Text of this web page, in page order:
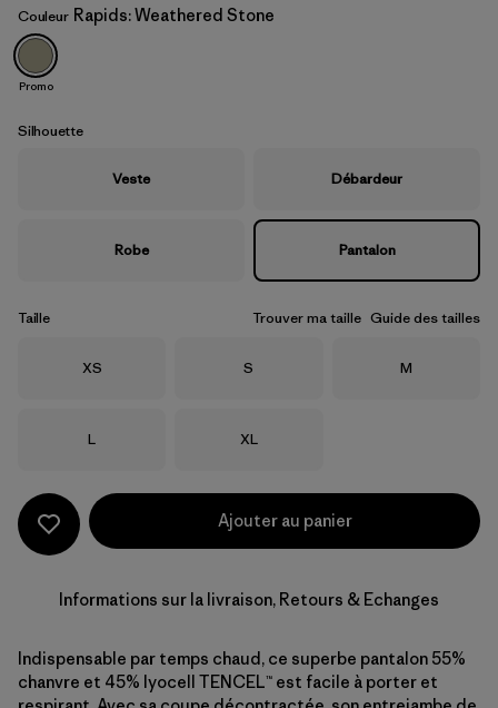
Rapids: Weathered Stone
Couleur Rapids: Weathered Stone
Promo
Silhouette
Veste Débardeur
Robe Pantalon
Taille Trouver ma taille Guide des tailles
Taille
XS Taille
S Taille
M
Taille
L Taille
XL
Ajouter au panier
Informations sur la livraison, Retours & Echanges
Indispensable par temps chaud, ce superbe pantalon 55%
chanvre et 45% lyocell TENCEL™ est facile à porter et